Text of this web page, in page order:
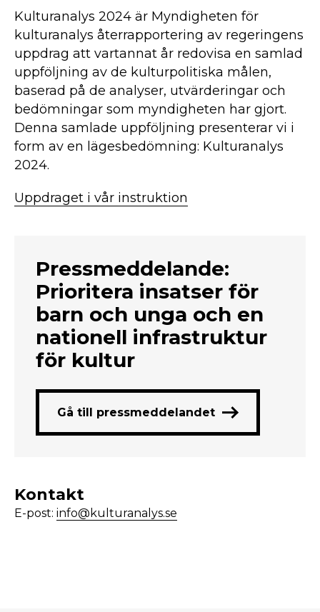
Kulturanalys 2024 är Myndigheten för
kulturanalys återrapportering av regeringens
uppdrag att vartannat år redovisa en samlad
uppföljning av de kulturpolitiska målen,
baserad på de analyser, utvärderingar och
bedömningar som myndigheten har gjort.
Denna samlade uppföljning presenterar vi i
form av en lägesbedömning: Kulturanalys
2024.
Uppdraget i vår instruktion
Pressmeddelande:
Prioritera insatser för
barn och unga och en
nationell infrastruktur
för kultur
Gå till pressmeddelandet
Kontakt
E-post: info@kulturanalys.se